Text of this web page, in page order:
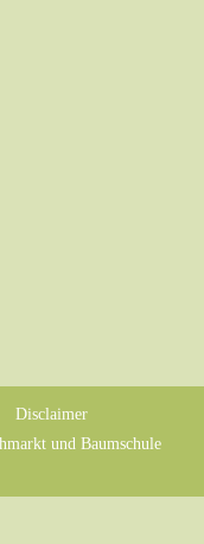
Disclaimer
und Baumschule